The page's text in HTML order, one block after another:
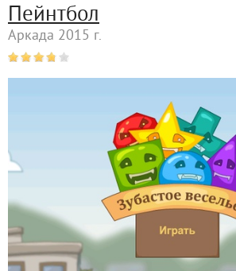
Пейнтбол
Аркада 2015 г.